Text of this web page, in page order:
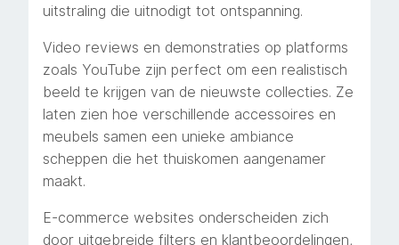
uitstraling die uitnodigt tot ontspanning.
Video reviews en demonstraties op platforms
zoals YouTube zijn perfect om een realistisch
beeld te krijgen van de nieuwste collecties. Ze
laten zien hoe verschillende accessoires en
meubels samen een unieke ambiance
scheppen die het thuiskomen aangenamer
maakt.
E-commerce websites onderscheiden zich
door uitgebreide filters en klantbeoordelingen,